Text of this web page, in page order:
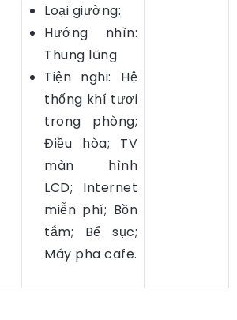
Loại giường:
Hướng nhìn:
Thung lũng
Tiện nghi: Hệ
thống khí tươi
trong phòng;
Điều hòa; TV
màn hình
LCD; Internet
miễn phí; Bồn
tắm; Bể sục;
Máy pha cafe.